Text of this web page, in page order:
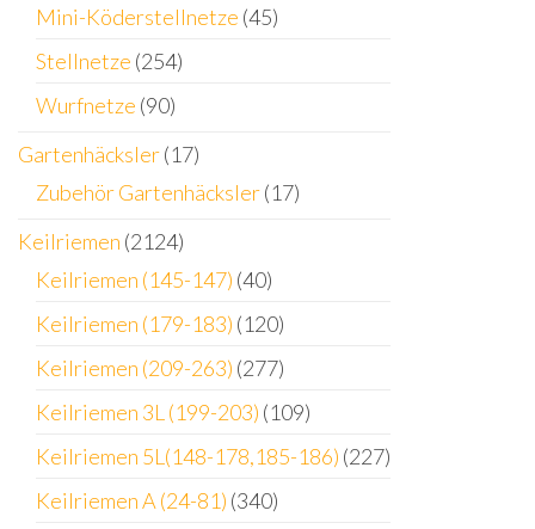
Mini-Köderstellnetze (45)
Stellnetze (254)
Wurfnetze (90)
Gartenhäcksler(17)
Zubehör Gartenhäcksler(17)
Keilriemen (2124)
Keilriemen (145-147) (40)
Keilriemen (179-183) (120)
Keilriemen (209-263) (277)
Keilriemen 3L (199-203) (109)
Keilriemen 5L(148-178,185-186) (227)
Keilriemen A (24-81) (340)